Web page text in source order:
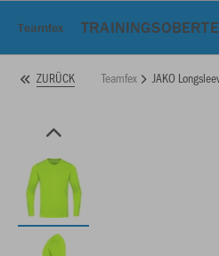
Teamfex
ZURÜCK Teamfex JAKO